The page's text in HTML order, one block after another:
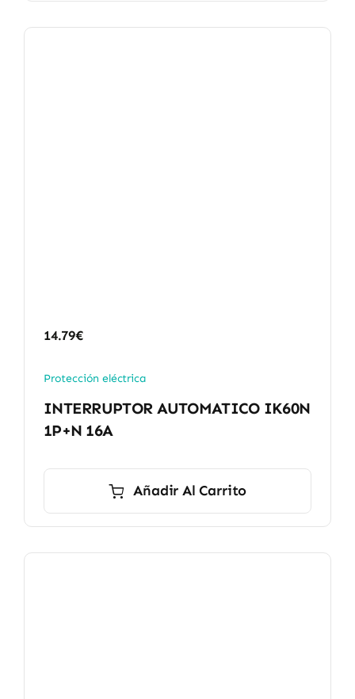
14.79€
Protección eléctrica
INTERRUPTOR AUTOMATICO IK60N
1P+N 16A
Añadir Al Carrito